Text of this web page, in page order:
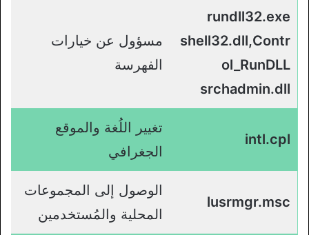
rundll32.exe
shell32.dll,Contr
ol_RunDLL
srchadmin.dll
مسؤول عن خيارات
الفهرسة
intl.cpl
تغيير اللُغة والموقع
الجغرافي
lusrmgr.msc
الوصول إلى المجموعات
المحلية والمُستخدمين